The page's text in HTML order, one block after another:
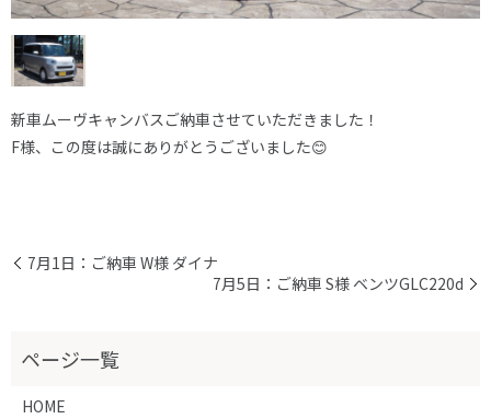
新車ムーヴキャンバスご納車させていただきました！
F様、この度は誠にありがとうございました😊
7月1日：ご納車 W様 ダイナ
7月5日：ご納車 S様 ベンツGLC220d
HOME